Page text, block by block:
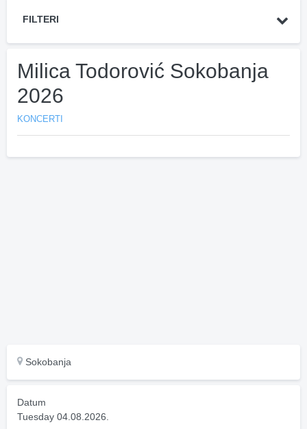
FILTERI
Milica Todorović Sokobanja
2026
KONCERTI
Sokobanja
Datum
Tuesday 04.08.2026.